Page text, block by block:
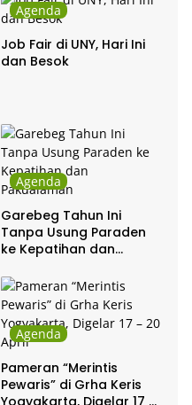
Agenda
Job Fair di UNY, Hari Ini
dan Besok
Agenda
Garebeg Tahun Ini
Tanpa Usung Paraden
ke Kepatihan dan
Agenda
Pameran “Merintis
Pewaris” di Grha Keris
Yogyakarta, Digelar 17 –